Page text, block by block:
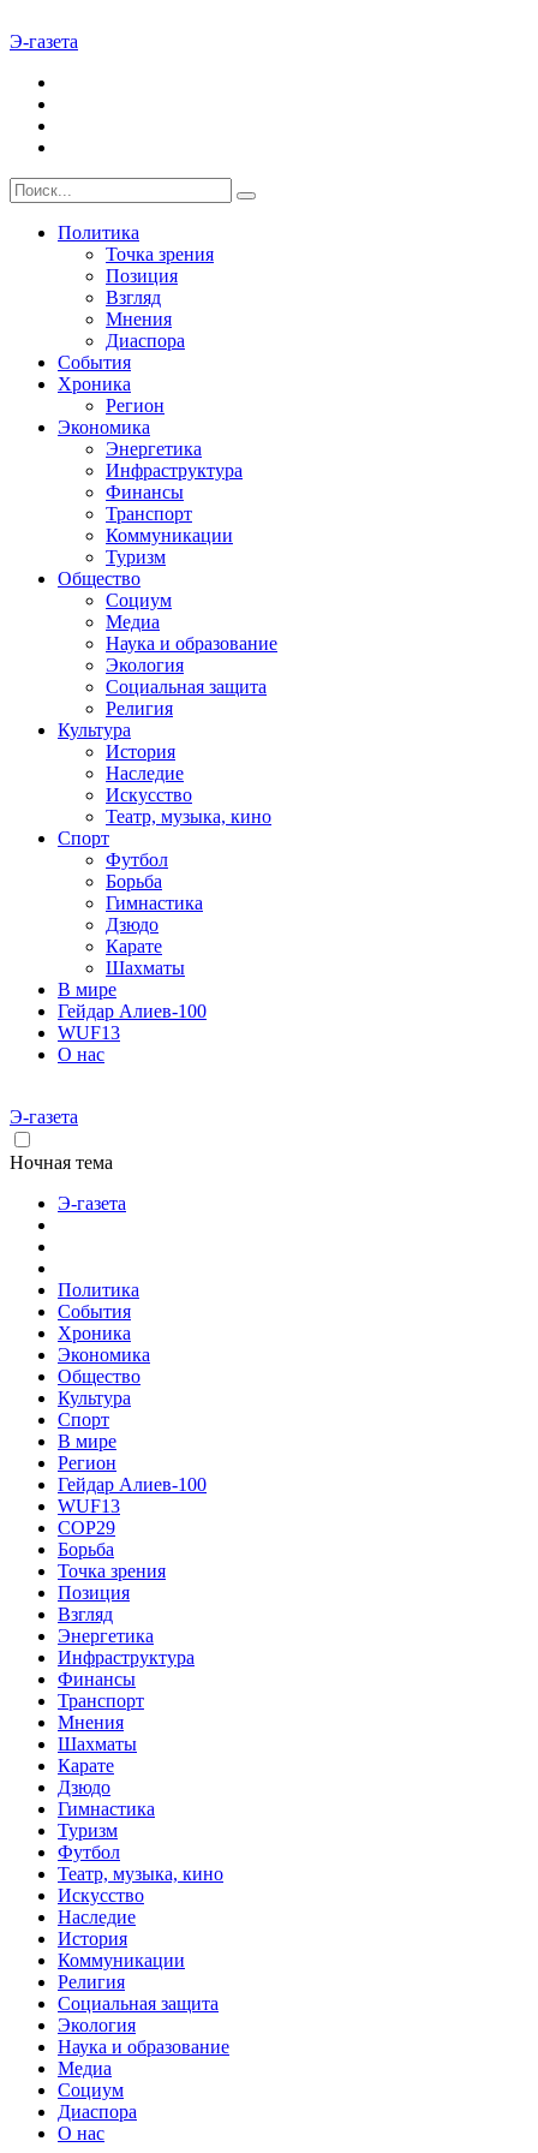
Э-газета
Политика
Точка зрения
Позиция
Взгляд
Мнения
Диаспора
События
Хроника
Регион
Экономика
Энергетика
Инфраструктура
Финансы
Транспорт
Коммуникации
Туризм
Общество
Социум
Медиа
Наука и образование
Экология
Социальная защита
Религия
Культура
История
Наследие
Искусство
Театр, музыка, кино
Спорт
Футбол
Борьба
Гимнастика
Дзюдо
Карате
Шахматы
В мире
Гейдар Алиев-100
WUF13
О нас
Э-газета
Ночная тема
Э-газета
Политика
События
Хроника
Экономика
Общество
Культура
Спорт
В мире
Регион
Гейдар Алиев-100
WUF13
COP29
Борьба
Точка зрения
Позиция
Взгляд
Энергетика
Инфраструктура
Финансы
Транспорт
Мнения
Шахматы
Карате
Дзюдо
Гимнастика
Туризм
Футбол
Театр, музыка, кино
Искусство
Наследие
История
Коммуникации
Религия
Социальная защита
Экология
Наука и образование
Медиа
Социум
Диаспора
О нас